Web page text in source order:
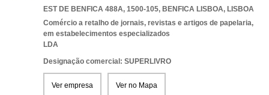
EST DE BENFICA 488A, 1500-105, BENFICA LISBOA, LISBOA
Comércio a retalho de jornais, revistas e artigos de papelaria,
em estabelecimentos especializados
LDA
Designação comercial: SUPERLIVRO
Ver empresa Ver no Mapa